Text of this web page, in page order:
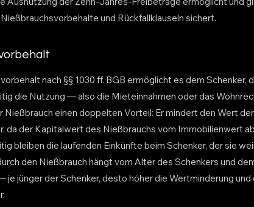
und Rückfallklauseln sichert.
nach §§ 1030 ff. BGB ermöglicht es dem Schenker,
die Nutzung — also die Mieteinnahmen oder das
Nießbrauch einen doppelten Vorteil: Er mindert den Wert
da der Kapitalwert des Nießbrauchs vom Immobilienwert
bleiben die laufenden Einkünfte beim Schenker, der sie
den Nießbrauch hängt vom Alter des Schenkers und
je jünger der Schenker, desto höher die Wertminderung